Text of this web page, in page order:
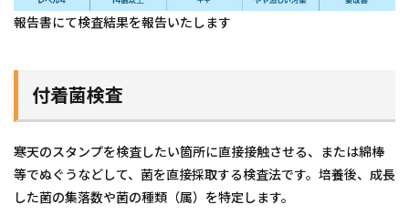
報告書にて検査結果を報告いたします
付着菌検査
寒天のスタンプを検査したい箇所に直接接触させる、または綿棒
等でぬぐうなどして、菌を直接採取する検査法です。培養後、成長
した菌の集落数や菌の種類（属）を特定します。